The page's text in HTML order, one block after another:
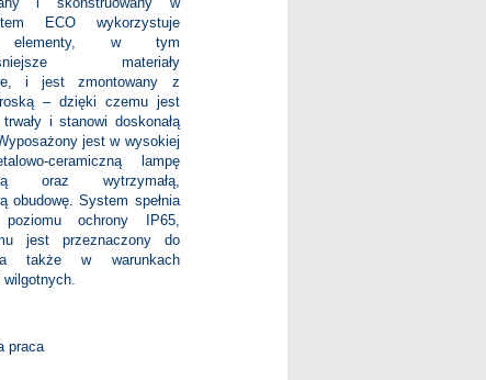
ECO wykorzystuje
elementy, w tym
materiały
i jest zmontowany z
– dzięki czemu jest
i stanowi doskonałą
jest w wysokiej
ceramiczną lampę
oraz wytrzymałą,
obudowę. System spełnia
poziomu ochrony IP65,
jest przeznaczony do
także w warunkach
praca